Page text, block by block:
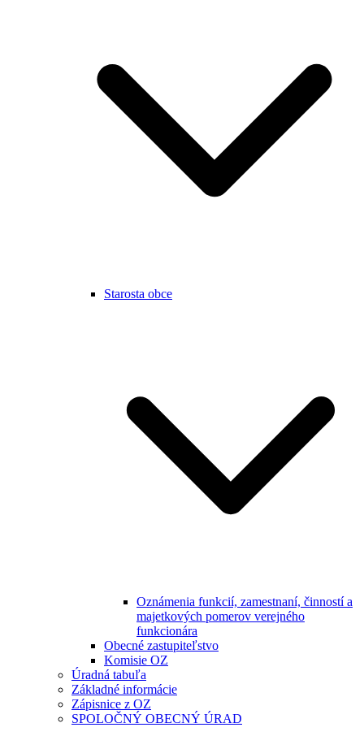
Starosta obce
Oznámenia funkcií, zamestnaní, činností a
majetkových pomerov verejného
funkcionára
Obecné zastupiteľstvo
Komisie OZ
Úradná tabuľa
Základné informácie
Zápisnice z OZ
SPOLOČNÝ OBECNÝ ÚRAD